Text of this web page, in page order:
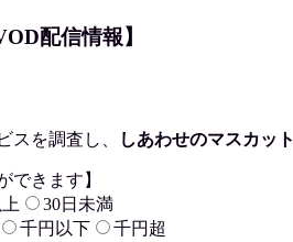
配信情報】
スを調査し、 しあわせのマスカット
できます】
30日未満
千円以下
千円超